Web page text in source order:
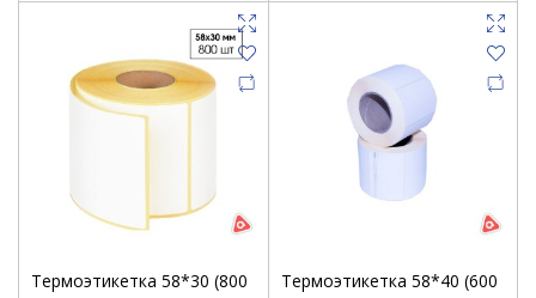
Термоэтикетка 58*30 (800
Термоэтикетка 58*40 (600